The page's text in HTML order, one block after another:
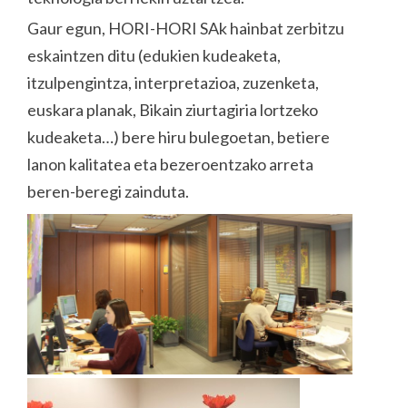
Gaur egun, HORI-HORI SAk hainbat zerbitzu
eskaintzen ditu (edukien kudeaketa,
itzulpengintza, interpretazioa, zuzenketa,
euskara planak, Bikain ziurtagiria lortzeko
kudeaketa…) bere hiru bulegoetan, betiere
lanon kalitatea eta bezeroentzako arreta
beren-beregi zainduta.